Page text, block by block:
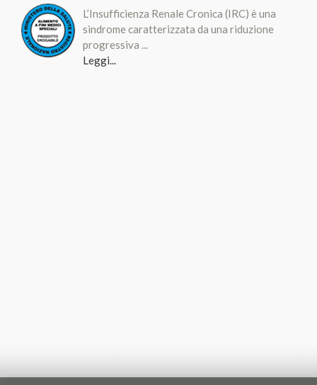
L’Insufficienza Renale Cronica (IRC) è una
sindrome caratterizzata da una riduzione
progressiva ...
Leggi...